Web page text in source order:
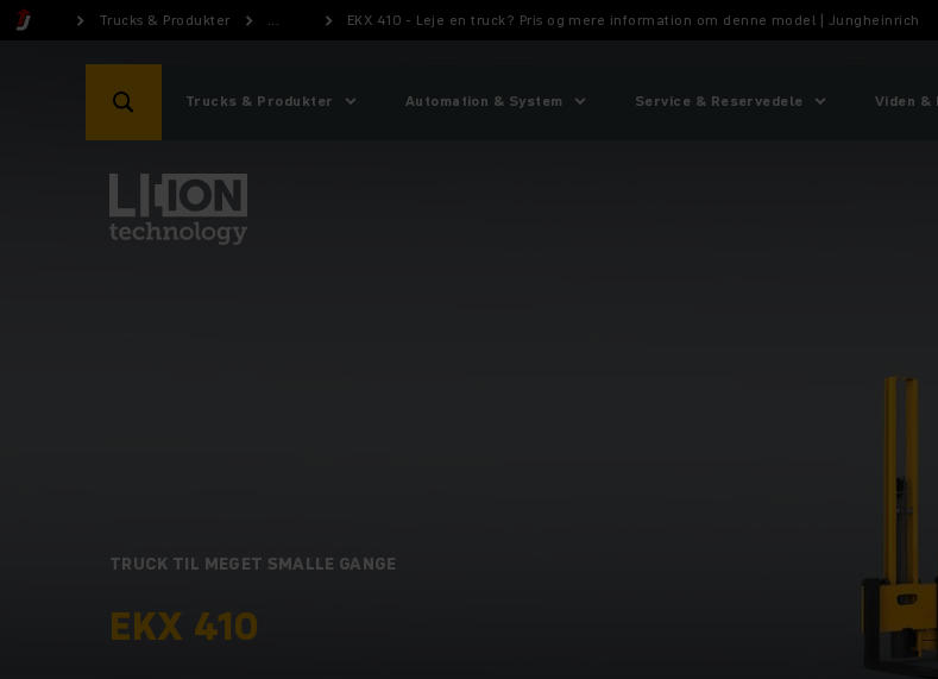
Trucks & Produkter ... EKX 410 - Leje en truck? Pris og mere information om denne model | Jungheinrich
Trucks & Produkter Automation & System Service & Reservedele Viden &
TRUCK TIL MEGET SMALLE GANGE
EKX 410